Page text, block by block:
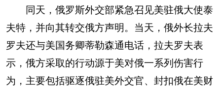
同天，俄罗斯外交部紧急召见美驻俄大使泰
夫特，并向其转交俄方声明。当天，俄外长拉夫
罗夫还与美国务卿蒂勒森通电话，拉夫罗夫表
示，俄方采取的行动源于美对俄一系列伤害行
为，主要包括驱逐俄驻美外交官、封扣俄在美财